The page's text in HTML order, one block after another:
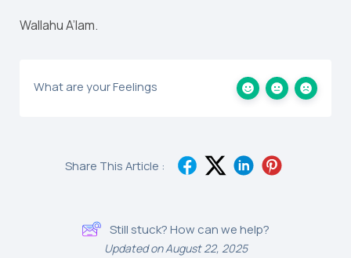
Wallahu A’lam.
What are your Feelings
Share This Article :
Still stuck? How can we help?
Updated on August 22, 2025